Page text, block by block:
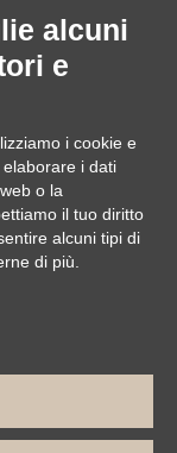
Edilclima
Via Vivaldi, 7
Colli, 24 Torino
alcuni
e
i cookie e
i dati
o la
il tuo diritto
alcuni tipi di
di più.